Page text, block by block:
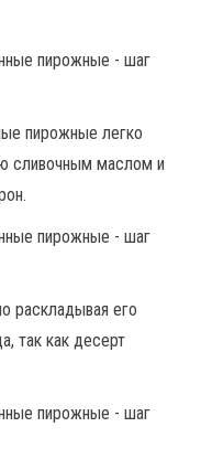
пирожные легко
сливочным маслом и
раскладывая его
так как десерт